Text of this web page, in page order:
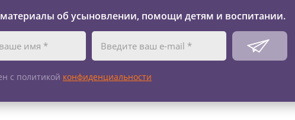
об усыновлении, помощи детям и воспитании.
с политикой конфиденциальности